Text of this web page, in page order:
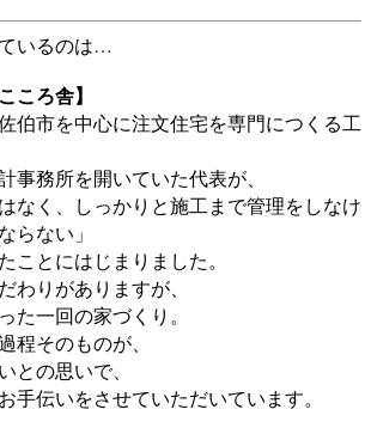
いるのは…
ころ舎】
伯市を中心に注文住宅を専門につくる工
事務所を開いていた代表が、
なく、しっかりと施工まで管理をしなけ
らない」
ことにはじまりました。
わりがありますが、
た一回の家づくり。
程そのものが、
との思いで、
手伝いをさせていただいています。